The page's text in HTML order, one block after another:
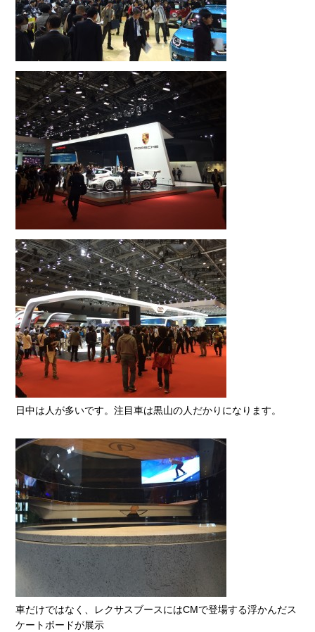
日中は人が多いです。注目車は黒山の人だかりになります。
車だけではなく、レクサスブースにはCMで登場する浮かんだス
ケートボードが展示